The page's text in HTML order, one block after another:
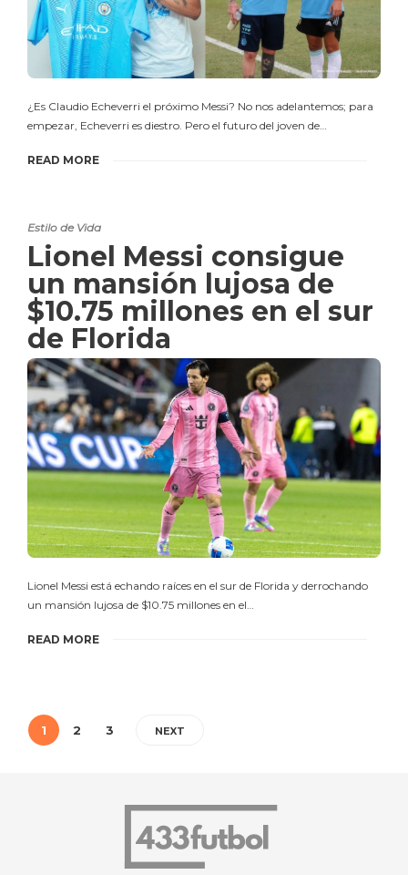
¿Es Claudio Echeverri el próximo Messi? No nos adelantemos; para
empezar, Echeverri es diestro. Pero el futuro del joven de…
READ MORE
Estilo de Vida
Lionel Messi consigue
un mansión lujosa de
$10.75 millones en el sur
de Florida
Lionel Messi está echando raíces en el sur de Florida y derrochando
un mansión lujosa de $10.75 millones en el…
READ MORE
1 2 3 NEXT